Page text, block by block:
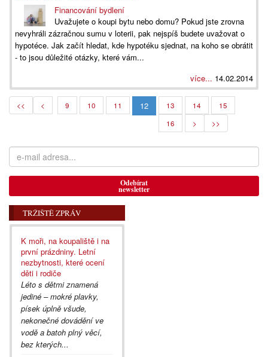
Financování bydlení
Uvažujete o koupi bytu nebo domu? Pokud jste zrovna
nevyhráli zázračnou sumu v loterii, pak nejspíš budete uvažovat o
hypotéce. Jak začít hledat, kde hypotéku sjednat, na koho se obrátit
- to jsou důležité otázky, které vám...
více... 14.02.2014
<< < 9 10 11 12 13 14
15
16
> >>
Odebírat
newsletter
TRŽIŠTĚ ZPRÁV
K moři, na koupaliště i na
první prázdniny. Letní
nezbytnosti, které ocení
děti i rodiče
Léto s dětmi znamená
jediné – mokré plavky,
písek úplně všude,
nekonečné dovádění ve
vodě a batoh plný věcí,
bez kterých...